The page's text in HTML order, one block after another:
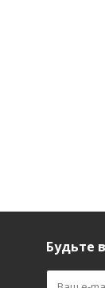
Будьте